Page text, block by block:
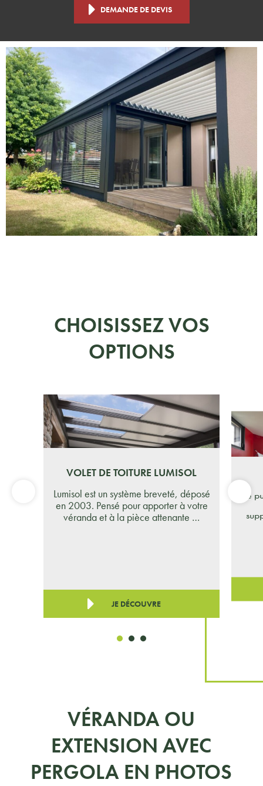
DEMANDE DE DEVIS
CHOISISSEZ VOS
OPTIONS
VOLET DE TOITURE LUMISOL
Lumisol est un système breveté, déposé
en 2003. Pensé pour apporter à votre
véranda et à la pièce attenante …
JE DÉCOUVRE
Le
VÉRANDA OU
EXTENSION AVEC
PERGOLA EN PHOTOS